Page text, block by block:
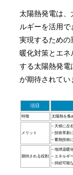
太陽熱発電は
ルギーを活用
実現するための
暖化対策とエ
する太陽熱発電
が期待されてい
項目
特徴 太陽熱を集
メリット
– 天候に左
– 技術革新
– 蓄熱技術
期待される役割
– 地球温暖
– エネルギ
– 持続可能